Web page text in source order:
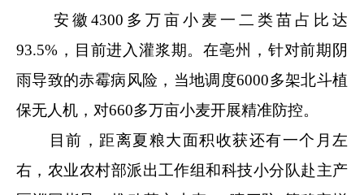
安徽4300多万亩小麦一二类苗占比达
93.5%，目前进入灌浆期。在亳州，针对前期阴
雨导致的赤霉病风险，当地调度6000多架北斗植
保无人机，对660多万亩小麦开展精准防控。
目前，距离夏粮大面积收获还有一个月左
右，农业农村部派出工作组和科技小分队赴主产